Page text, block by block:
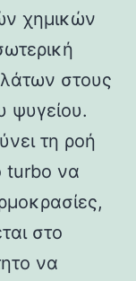
χημικών
στους
ψυγείου.
τη ροή
turbo να
στο
να